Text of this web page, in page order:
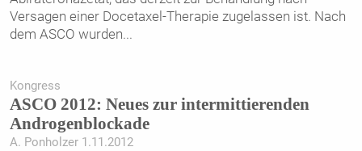
Versagen einer Docetaxel-Therapie zugelassen ist. Nach
dem ASCO wurden...
Kongress
ASCO 2012: Neues zur intermittierenden
Androgenblockade
A. Ponholzer 1.11.2012